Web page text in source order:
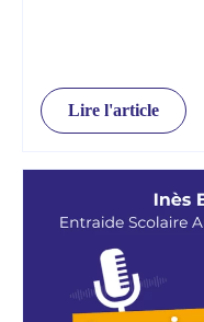
Lire l'article